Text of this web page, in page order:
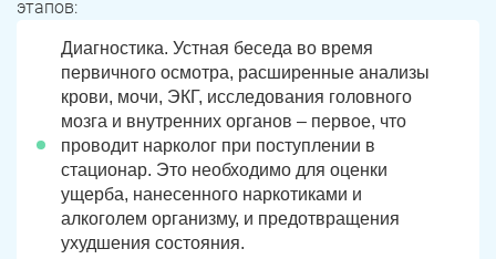
этапов:
Диагностика. Устная беседа во время
первичного осмотра, расширенные анализы
крови, мочи, ЭКГ, исследования головного
мозга и внутренних органов – первое, что
проводит нарколог при поступлении в
стационар. Это необходимо для оценки
ущерба, нанесенного наркотиками и
алкоголем организму, и предотвращения
ухудшения состояния.